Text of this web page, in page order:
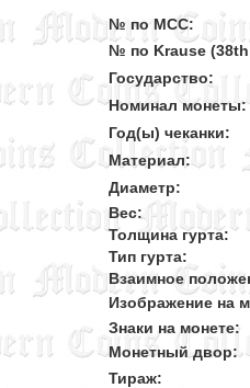
№ по MCC:
№ по Krause
Государство:
Номинал монеты:
Год(ы) чеканки:
Материал:
Диаметр:
Вес:
Толщина гурта:
Тип гурта:
Взаимное
Изображение на
Знаки на монете:
Монетный двор:
Тираж: